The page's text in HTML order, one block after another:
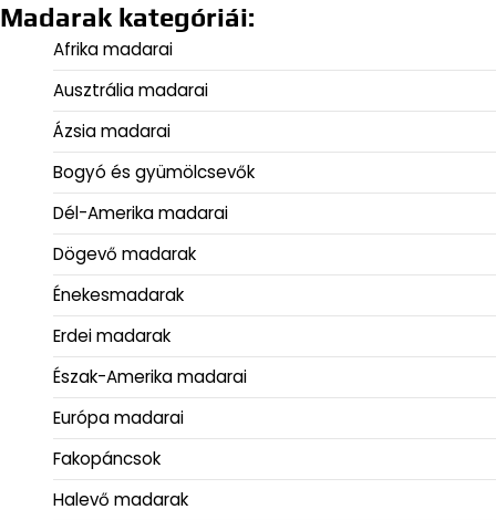
Madarak kategóriái:
Afrika madarai
Ausztrália madarai
Ázsia madarai
Bogyó és gyümölcsevők
Dél-Amerika madarai
Dögevő madarak
Énekesmadarak
Erdei madarak
Észak-Amerika madarai
Európa madarai
Fakopáncsok
Halevő madarak